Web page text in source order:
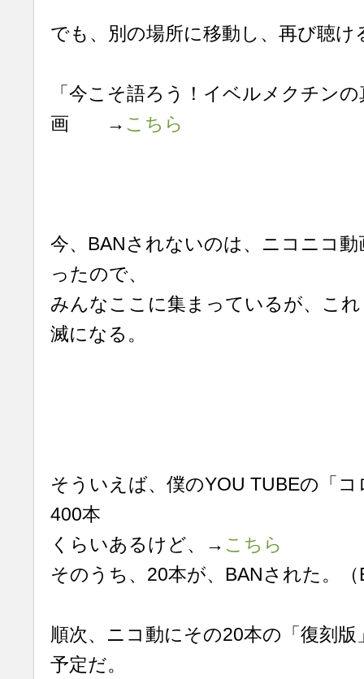
でも、別の場所に移動し、再び聴
「今こそ語ろう！イベルメクチン
画 → こちら
今、BANされないのは、ニコニコ
ったので、
みんなここに集まっているが、こ
滅になる。
そういえば、僕のYOU TUBEの「
400本
くらいあるけど、→ こちら
そのうち、20本が、BANされた。
順次、ニコ動にその20本の「復刻
予定だ。